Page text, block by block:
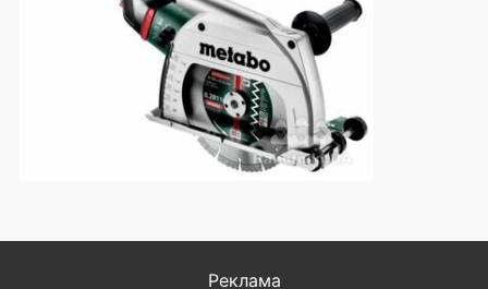
Реклама